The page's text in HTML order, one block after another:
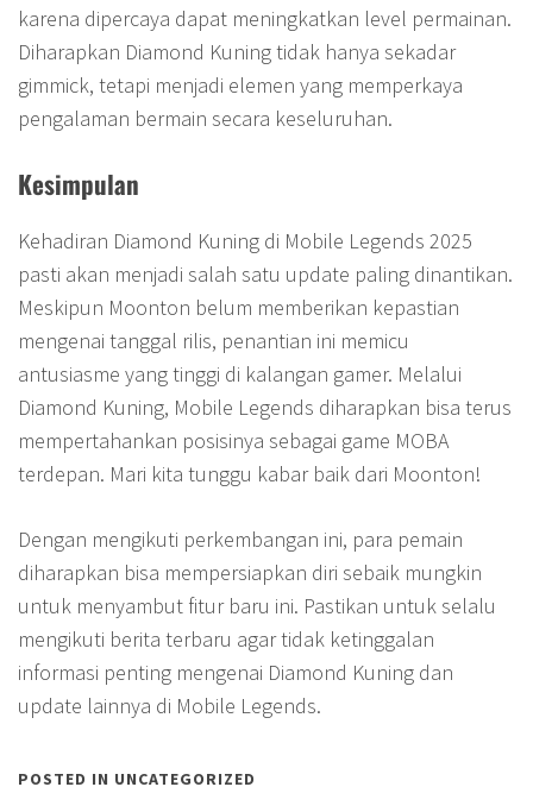
karena dipercaya dapat meningkatkan level permainan.
Diharapkan Diamond Kuning tidak hanya sekadar
gimmick, tetapi menjadi elemen yang memperkaya
pengalaman bermain secara keseluruhan.
Kesimpulan
Kehadiran Diamond Kuning di Mobile Legends 2025
pasti akan menjadi salah satu update paling dinantikan.
Meskipun Moonton belum memberikan kepastian
mengenai tanggal rilis, penantian ini memicu
antusiasme yang tinggi di kalangan gamer. Melalui
Diamond Kuning, Mobile Legends diharapkan bisa terus
mempertahankan posisinya sebagai game MOBA
terdepan. Mari kita tunggu kabar baik dari Moonton!
Dengan mengikuti perkembangan ini, para pemain
diharapkan bisa mempersiapkan diri sebaik mungkin
untuk menyambut fitur baru ini. Pastikan untuk selalu
mengikuti berita terbaru agar tidak ketinggalan
informasi penting mengenai Diamond Kuning dan
update lainnya di Mobile Legends.
POSTED IN UNCATEGORIZED